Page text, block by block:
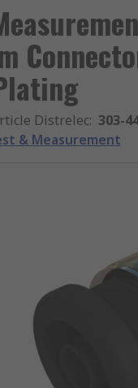
Distrelec: 303-
& Measurement